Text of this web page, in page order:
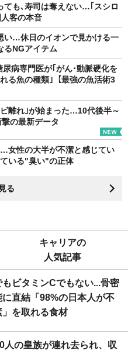
ても､寿司は奪えない…｢スシロ
客の本音
い…休日のイオンで見かける一
るNGアイテム
病専門医が｢がん･動脈硬化を
る魚の種類｣【最強の魚活術3
離れ｣が始まった…10代後半～
の最新データ
女性の大半が不潔と感じてい
いる"臭い"の正体
る
キャリアの
人気記事
ビタミンCでもない...骨密
直結「98%の日本人が不
を取れる食材
人の皇族が連れ去られ、収